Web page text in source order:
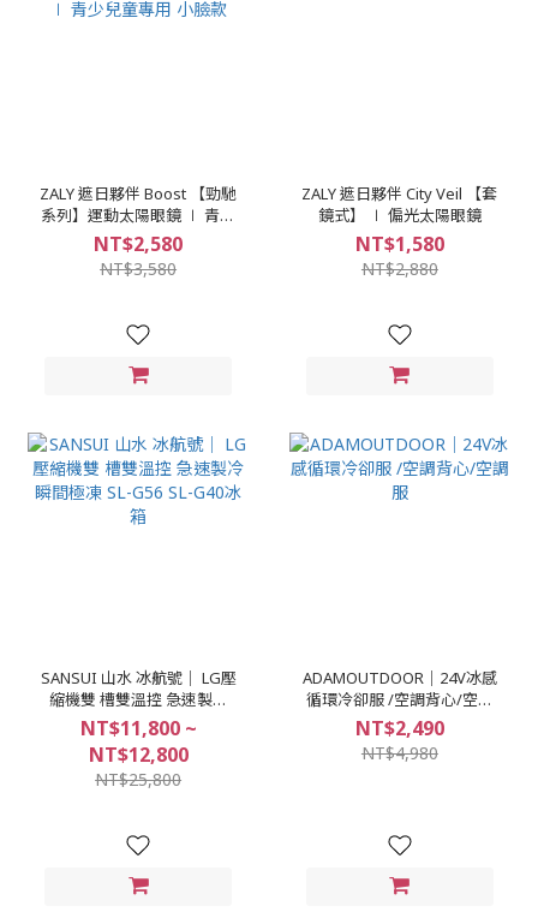
ZALY 遮日夥伴 Boost 【勁馳
系列】運動太陽眼鏡 ∣ 青少
兒童專用 小臉款
NT$2,580
NT$3,580
ZALY 遮日夥伴 City Veil 【套
鏡式】 ∣ 偏光太陽眼鏡
NT$1,580
NT$2,880
SANSUI 山水 冰航號｜ LG壓
縮機雙 槽雙溫控 急速製冷
瞬間極凍 SL-G56 SL-G40冰
箱
NT$11,800 ~
NT$12,800
NT$25,800
ADAMOUTDOOR｜24V冰感
循環冷卻服 /空調背心/空調
服
NT$2,490
NT$4,980